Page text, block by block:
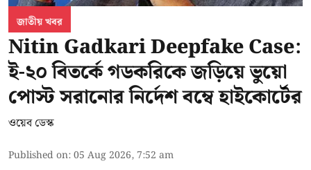
জাতীয় খবর
Nitin Gadkari Deepfake Case:
ই-২০ বিতর্কে গডকরিকে জড়িয়ে ভুয়ো
পোস্ট সরানোর নির্দেশ বম্বে হাইকোর্টের
ওয়েব ডেস্ক
Published on:05 Aug 2026, 7:52 am